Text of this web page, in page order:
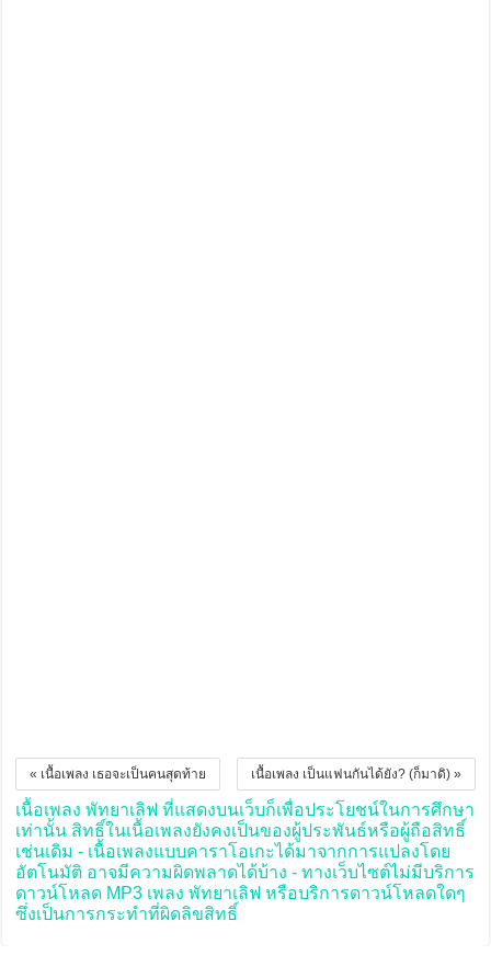
เนื้อเพลง เป็นแฟนกันได้ยัง? (ก็มาดิ) »
« เนื้อเพลง เธอจะเป็นคนสุดท้าย
เนื้อเพลง พัทยาเลิฟ ที่แสดงบนเว็บก็เพื่อประโยชน์ในการศึกษา
เท่านั้น สิทธิ์ในเนื้อเพลงยังคงเป็นของผู้ประพันธ์หรือผู้ถือสิทธิ์
เช่นเดิม - เนื้อเพลงแบบคาราโอเกะได้มาจากการแปลงโดย
อัตโนมัติ อาจมีความผิดพลาดได้บ้าง - ทางเว็บไซต์ไม่มีบริการ
ดาวน์โหลด MP3 เพลง พัทยาเลิฟ หรือบริการดาวน์โหลดใดๆ
ซึ่งเป็นการกระทำที่ผิดลิขสิทธิ์